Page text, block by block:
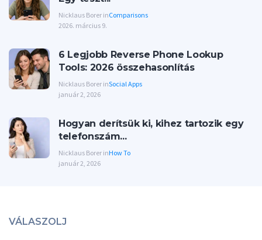
Nicklaus Borer inComparisons
2026. március 9.
6 Legjobb Reverse Phone Lookup
Tools: 2026 összehasonlítás
Nicklaus Borer inSocial Apps
január 2, 2026
Hogyan derítsük ki, kihez tartozik egy
telefonszám...
Nicklaus Borer inHow To
január 2, 2026
VÁLASZOLJ